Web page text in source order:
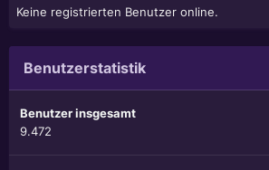
Keine registrierten Benutzer online.
Benutzerstatistik
Benutzer insgesamt
9.472